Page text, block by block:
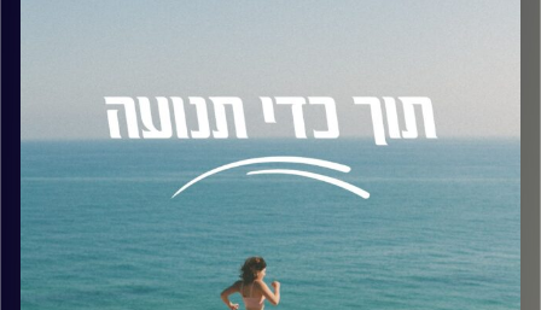
לאנשים עם הפרעות קשב וכתבה שני ספרים מובילים בתחום:
"מלקות לחירות" ו"מורה מבוכים".
במהלך הפרק נשוחח על:
• מהם הדברים הכי חשובים שכל אדם עם הפרעת קשב,
והסביבה הקרובה אליו, צריכים לדעת.
• איך הפרעת הקשב משפיעה על בניית הזהות המקצועית שלנו
בצמתי דרכים משמעותיים.
• ניפוץ מיתוסים נפוצים ושגויים בנושא הפרעות קשב.